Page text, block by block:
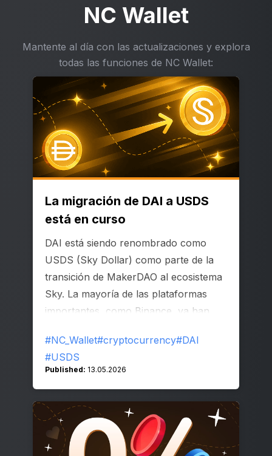
NC Wallet
Mantente al día con las actualizaciones y explora
todas las funciones de NC Wallet:
La migración de DAI a USDS
está en curso
DAI está siendo renombrado como
USDS (Sky Dollar) como parte de la
transición de MakerDAO al ecosistema
Sky. La mayoría de las plataformas
importantes, como Binance, ya han
DAI de sus listados.
#NC_Wallet#cryptocurrency#DAI
#USDS
Published: 13.05.2026